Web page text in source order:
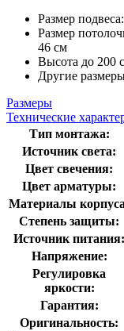
Размер
Размер
46 см
Высота до 200
Другие
Размеры
Технические
Тип монтажа:
Источник света:
Цвет свечения:
Цвет арматуры:
Материалы
Степень защиты:
Источник питания:
Напряжение:
Регулировка
яркости:
Гарантия:
Оригинальность: